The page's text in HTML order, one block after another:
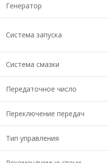
Генератор
Система запуска
Система смазки
Передаточное число
Переключение передач
Тип управления